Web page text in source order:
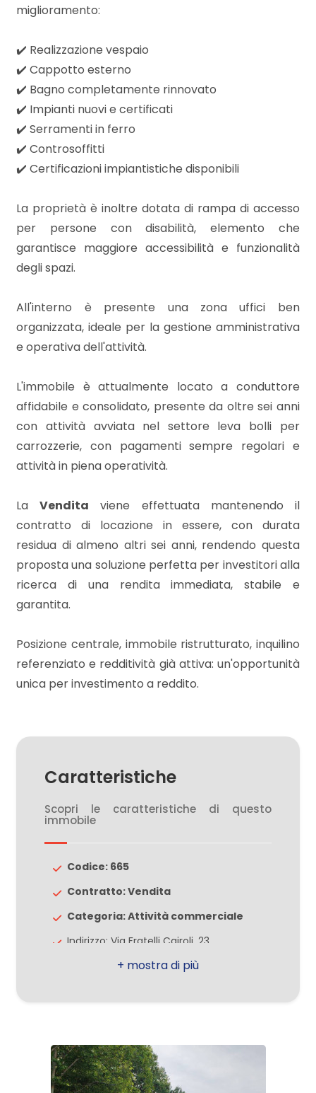
miglioramento:
✔️ Realizzazione vespaio
✔️ Cappotto esterno
✔️ Bagno completamente rinnovato
✔️ Impianti nuovi e certificati
✔️ Serramenti in ferro
✔️ Controsoffitti
✔️ Certificazioni impiantistiche disponibili
La proprietà è inoltre dotata di rampa di accesso
per persone con disabilità, elemento che
garantisce maggiore accessibilità e funzionalità
degli spazi.
All'interno è presente una zona uffici ben
organizzata, ideale per la gestione amministrativa
e operativa dell'attività.
L'immobile è attualmente locato a conduttore
affidabile e consolidato, presente da oltre sei anni
con attività avviata nel settore leva bolli per
carrozzerie, con pagamenti sempre regolari e
attività in piena operatività.
LaVendita viene effettuata mantenendo il
contratto di locazione in essere, con durata
residua di almeno altri sei anni, rendendo questa
proposta una soluzione perfetta per investitori alla
ricerca di una rendita immediata, stabile e
garantita.
Posizione centrale, immobile ristrutturato, inquilino
referenziato e redditività già attiva: un'opportunità
unica per investimento a reddito.
Caratteristiche
Scopri le caratteristiche di questo
immobile
Codice: 665
Contratto: Vendita
Categoria: Attività commerciale
Indirizzo: Via Fratelli Cairoli, 23
CAP: 20812
Locali: 1
Stato conservazione: Ottimo
Qualsiasi
1
2
3
5
5+
Bagni
minimi
2
4
5
Camere
minime
opzioni
multiscelta